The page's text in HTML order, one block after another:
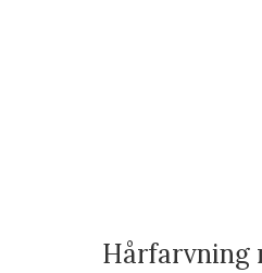
Hårfarvning